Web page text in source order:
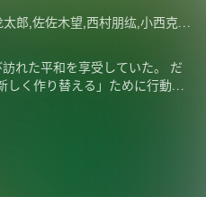
藤大智,熊谷俊辉,坂本真绫,子安武人,前野智昭,远藤绫,白熊宽嗣
れた平和を享受していた。 だ
しく作り替える」ために行動を